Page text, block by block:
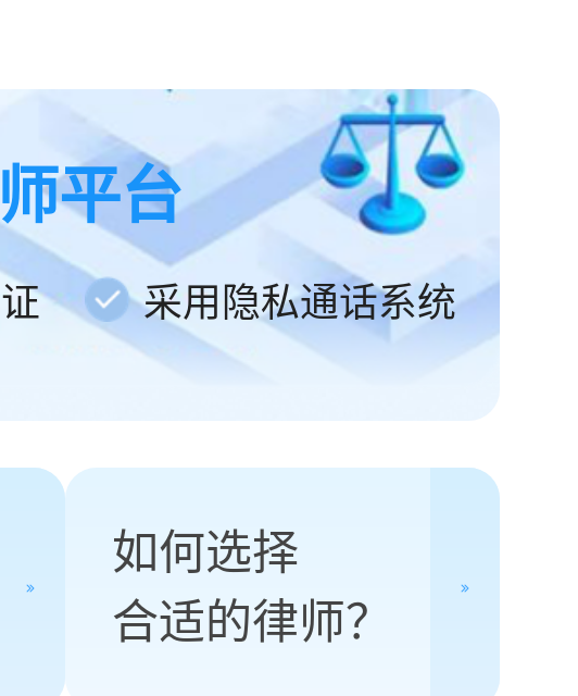
平台
采用隐私通话系统
如何选择
合适的律师？